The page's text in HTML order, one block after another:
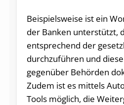
Beispielsweise ist ein
der Banken unterstützt,
entsprechend der
durchzuführen und
gegenüber Behörden
Zudem ist es mittels
Tools möglich, die